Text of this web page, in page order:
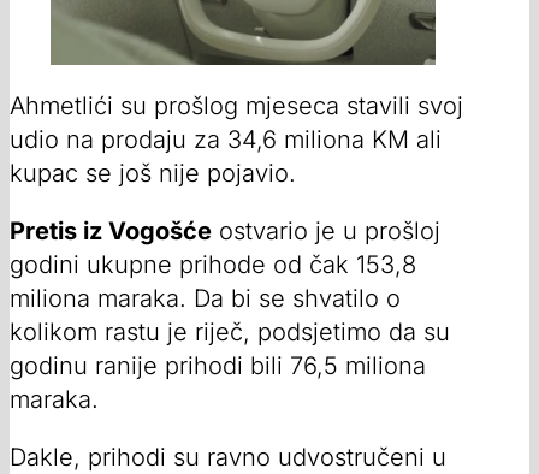
00:00 02:31
Ahmetlići su prošlog mjeseca stavili svoj
udio na prodaju za 34,6 miliona KM ali
kupac se još nije pojavio.
Pretis iz Vogošće ostvario je u prošloj
godini ukupne prihode od čak 153,8
miliona maraka. Da bi se shvatilo o
kolikom rastu je riječ, podsjetimo da su
godinu ranije prihodi bili 76,5 miliona
maraka.
Dakle, prihodi su ravno udvostručeni u